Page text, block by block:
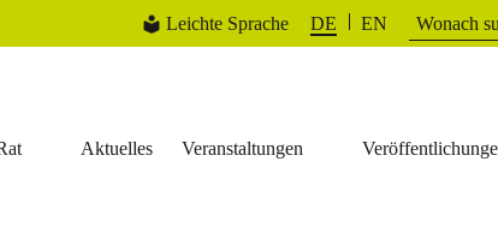
Suchen
nach:
DE EN
Leichte Sprache
Aktuelles Veranstaltungen